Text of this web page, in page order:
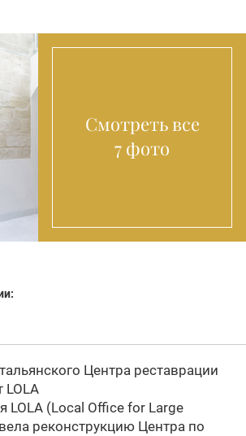
Смотреть все
7 фото
Центра реставрации
LOLA
LOLA (Local Office for Large
реконструкцию Центра по